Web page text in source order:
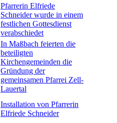
Pfarrerin Elfriede
Schneider wurde in einem
festlichen Gottesdienst
verabschiedet
In Maßbach feierten die
beteiligten
Kirchengemeinden die
Gründung der
gemeinsamen Pfarrei Zell-
Lauertal
Installation von Pfarrerin
Elfriede Schneider